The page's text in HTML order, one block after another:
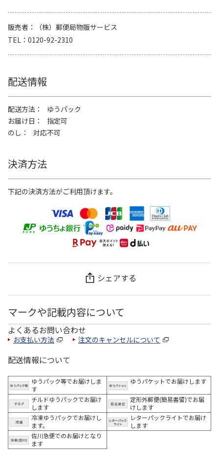
販売者
（株）郵便局物販サービス
TEL
0120-92-2310
配送情報
配送方法
ゆうパック
お届け日
指定可
のし
対応不可
決済方法
下記の決済方法がご利用頂けます。
シェアする
マークや記載内容について
よくあるお問い合わせ
お支払い方法 注文のキャンセルについて
配送情報について
ゆうパック等でお届けしま
す
ゆうパケットでお届けします
チルドゆうパックでお届け
します
定形外郵便(簡易書留)でお届
けします
冷凍ゆうパックでお届けし
ます。
レターパックライトでお届け
します
佐川急便でのお届けとなり
ます